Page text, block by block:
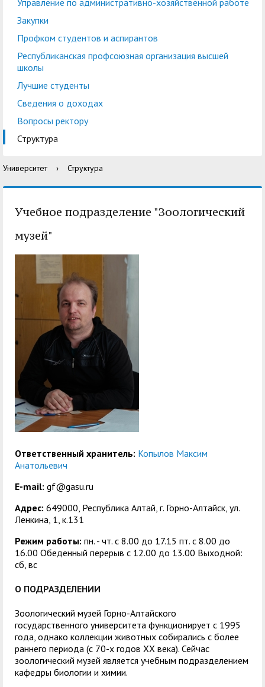
Международная
деятельность
Управление по
административно-
Закупки
Республиканская
организация высшей
школы
Вопросы ректору
Структура
Центр тестирования
иностранных граждан
по русскому языку
Центр развития
компетенций
Центр русского языка
несовершеннолетних
обучающихся ГАГУ
Образовательный
служением»
Управление по административно-хозяйственной работе
Закупки
Профком студентов и аспирантов
Республиканская профсоюзная организация высшей
школы
Лучшие студенты
Сведения о доходах
Вопросы ректору
Структура
Университет › Структура
Учебное подразделение "Зоологический
музей"
Ответственный хранитель: Копылов Максим
Анатольевич
E-mail: gf@gasu.ru
Адрес: 649000, Республика Алтай, г. Горно-Алтайск, ул.
Ленкина, 1, к.131
Режим работы: пн. - чт. с 8.00 до 17.15 пт. с 8.00 до
16.00 Обеденный перерыв с 12.00 до 13.00 Выходной:
сб, вс
О ПОДРАЗДЕЛЕНИИ
Зоологический музей Горно-Алтайского
государственного университета функционирует с 1995
года, однако коллекции животных собирались с более
раннего периода (с 70-х годов XX века). Сейчас
зоологический музей является учебным подразделением
кафедры биологии и химии.